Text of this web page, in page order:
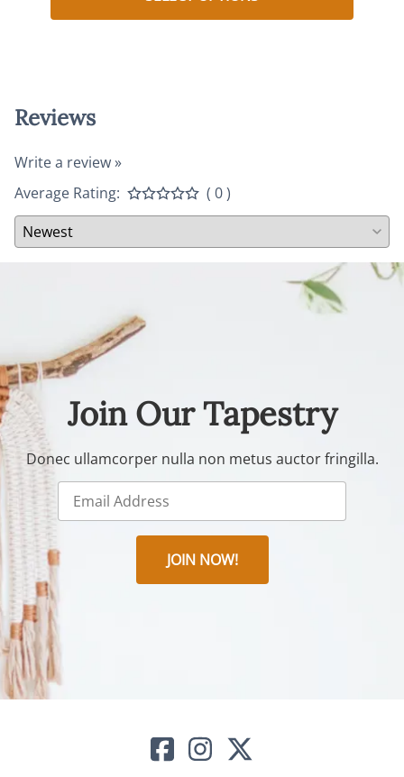
Reviews
Write a review »
Average Rating:
( 0 )
Join Our Tapestry
Donec ullamcorper nulla non metus auctor fringilla.
JOIN NOW!